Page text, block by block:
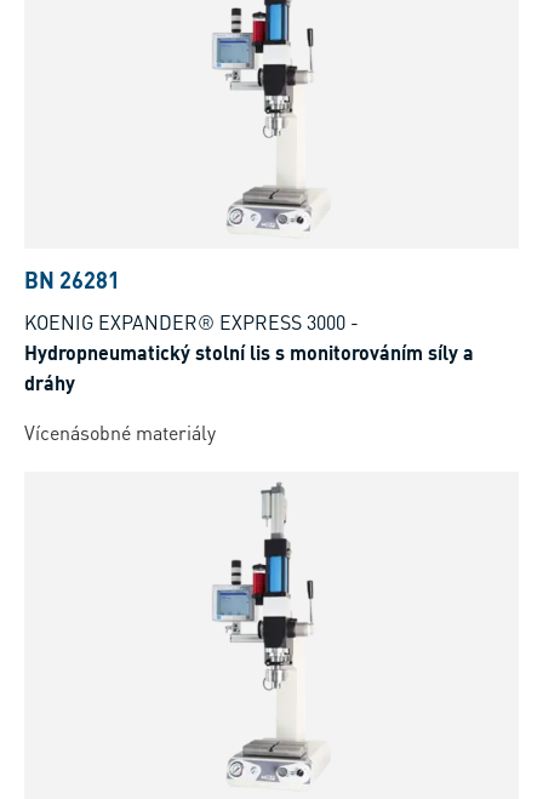
BN 26281
KOENIG EXPANDER® EXPRESS 3000 -
Hydropneumatický stolní lis s monitorováním síly a
dráhy
Vícenásobné materiály